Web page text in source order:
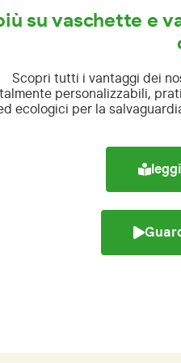
su vaschette e
Scopri tutti i vantaggi dei
personalizzabili,
ecologici per la